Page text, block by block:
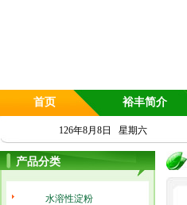
首页 裕丰简介
126年8月8日 星期六
产品分类
水溶性淀粉